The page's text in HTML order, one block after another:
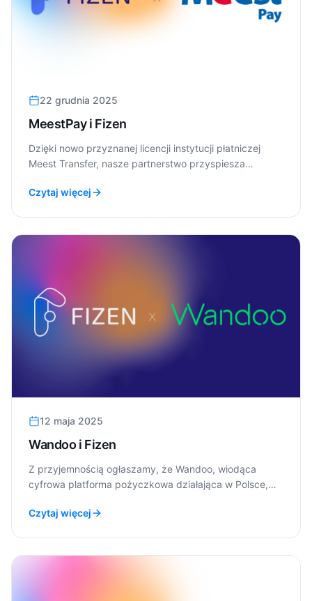
22 grudnia 2025
MeestPay i Fizen
Dzięki nowo przyznanej licencji instytucji płatniczej
Meest Transfer, nasze partnerstwo przyspiesza
Środkowej i Wschodniej.
Czytaj więcej
12 maja 2025
Wandoo i Fizen
Z przyjemnością ogłaszamy, że Wandoo, wiodąca
cyfrowa platforma pożyczkowa działająca w Polsce,
celu integracji naszej usługi Payment Initiation Service
Czytaj więcej